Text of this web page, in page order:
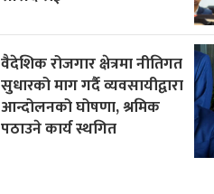
वैदेशिक रोजगार क्षेत्रमा नीतिगत
सुधारको माग गर्दै व्यवसायीद्वारा
आन्दोलनको घोषणा, श्रमिक
पठाउने कार्य स्थगित